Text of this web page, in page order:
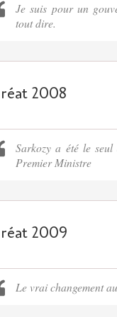
Je suis pour un
tout dire.
2008
Sarkozy a été le
Premier Ministre
2009
Le vrai changement